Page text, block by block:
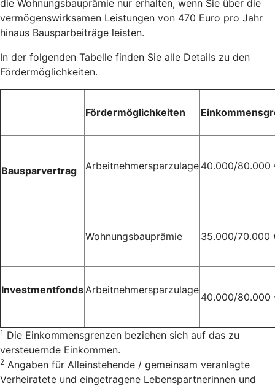
die Wohnungsbauprämie nur erhalten, wenn Sie über die
vermögenswirksamen Leistungen von 470 Euro pro Jahr
hinaus Bausparbeiträge leisten.
In der folgenden Tabelle finden Sie alle Details zu den
Fördermöglichkeiten.
Fördermöglichkeiten
Bausparvertrag Arbeitnehmersparzulage 40.000/80.000
Wohnungsbauprämie 35.000/70.000
Investmentfonds Arbeitnehmersparzulage
40.000/80.000
1 Die Einkommensgrenzen beziehen sich auf das zu
versteuernde Einkommen.
2 Angaben für Alleinstehende / gemeinsam veranlagte
Verheiratete und eingetragene Lebenspartnerinnen und